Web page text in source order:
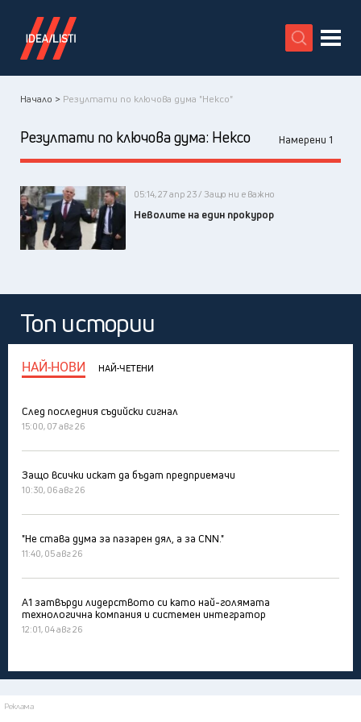
X
Начало > Резултати по ключова дума "Нексо"
Резултати по ключова дума: Нексо Намерени 1
05:14, 27 апр 23 / Защо ни е важно
Неволите на един прокурор
Топ истории
НАЙ-НОВИ НАЙ-ЧЕТЕНИ
След последния съдийски сигнал
15:00, 07 авг 26
Защо всички искат да бъдат предприемачи
10:30, 06 авг 26
"Не става дума за пазарен дял, а за CNN."
11:40, 05 авг 26
А1 затвърди лидерството си като най-голямата
технологична компания и системен интегратор
12:01, 04 авг 26
Реклама